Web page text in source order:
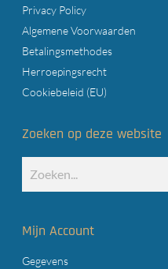
Privacy Policy
Algemene Voorwaarden
Betalingsmethodes
Herroepingsrecht
Cookiebeleid (EU)
Zoeken op deze website
Mijn Account
Gegevens